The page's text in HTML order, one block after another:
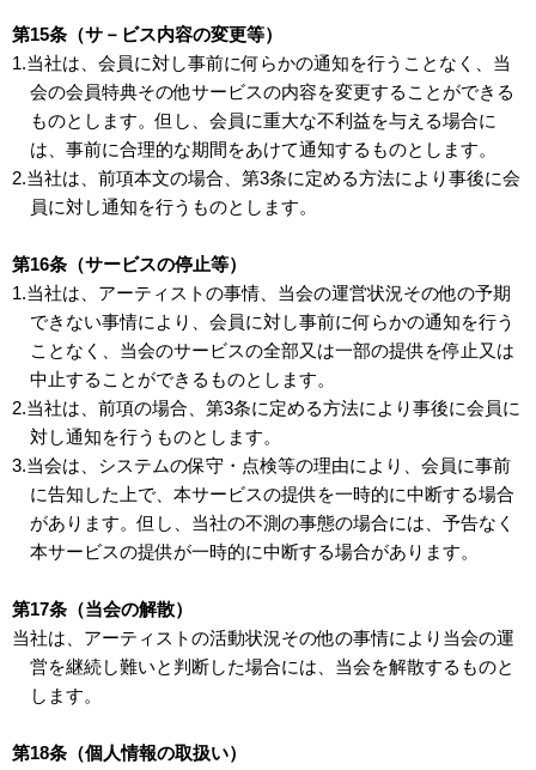
第15条（サ－ビス内容の変更等）
1.当社は、会員に対し事前に何らかの通知を行うことなく、当
会の会員特典その他サービスの内容を変更することができる
ものとします。但し、会員に重大な不利益を与える場合に
は、事前に合理的な期間をあけて通知するものとします。
2.当社は、前項本文の場合、第3条に定める方法により事後に会
員に対し通知を行うものとします。
第16条（サービスの停止等）
1.当社は、アーティストの事情、当会の運営状況その他の予期
できない事情により、会員に対し事前に何らかの通知を行う
ことなく、当会のサービスの全部又は一部の提供を停止又は
中止することができるものとします。
2.当社は、前項の場合、第3条に定める方法により事後に会員に
対し通知を行うものとします。
3.当会は、システムの保守・点検等の理由により、会員に事前
に告知した上で、本サービスの提供を一時的に中断する場合
があります。但し、当社の不測の事態の場合には、予告なく
本サービスの提供が一時的に中断する場合があります。
第17条（当会の解散）
当社は、アーティストの活動状況その他の事情により当会の運
営を継続し難いと判断した場合には、当会を解散するものと
します。
第18条（個人情報の取扱い）